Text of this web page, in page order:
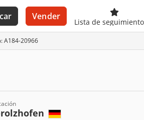
Vender
Lista de seguimiento
A184-20966